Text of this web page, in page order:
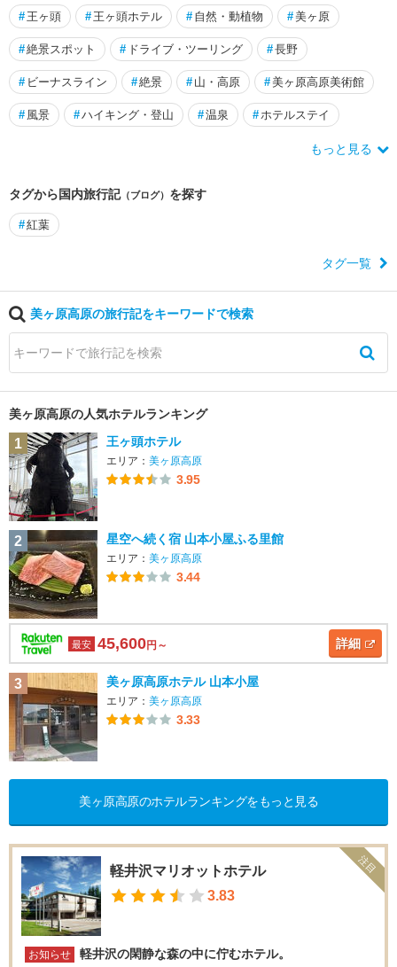
・
白
骨
・
乗
鞍
飯
綱
・
野
尻
・
伊
那
・
駒
ヶ
根
・
飯
田
# 王ヶ頭 # 王ヶ頭ホテル # 自然・動植物 #美ヶ原
#絶景スポット # ドライブ・ツーリング #長野
# ビーナスライン #絶景 # 山・高原 #美ヶ原高原美術館
# 風景 #ハイキング・登山 #温泉 #ホテルステイ
もっと見る
タグから国内旅行記（ブログ） を探す
#紅葉
タグ一覧
美ヶ原高原の旅行記をキーワードで検索
美ヶ原高原の人気ホテルランキング
1 王ヶ頭ホテル
エリア： 美ヶ原高原
3.95
2 星空へ続く宿 山本小屋ふる里館
エリア： 美ヶ原高原
3.44
最安 45,600円～ 詳細
3 美ヶ原高原ホテル 山本小屋
エリア： 美ヶ原高原
3.33
美ヶ原高原のホテルランキングをもっと見る
軽井沢マリオットホテル
3.83
お知らせ
軽井沢の閑静な森の中に佇むホテル。
注目